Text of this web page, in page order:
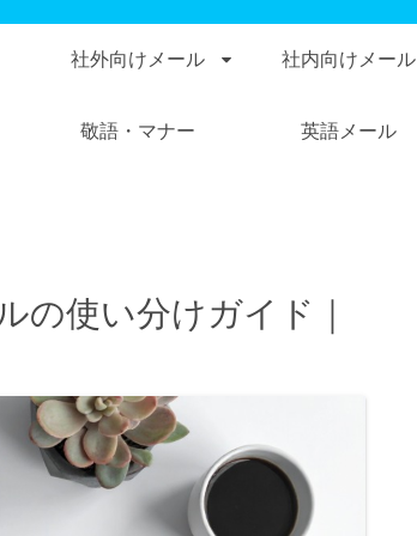
社外向けメール 社内向けメール
敬語・マナー 英語メール
の使い分けガイド｜